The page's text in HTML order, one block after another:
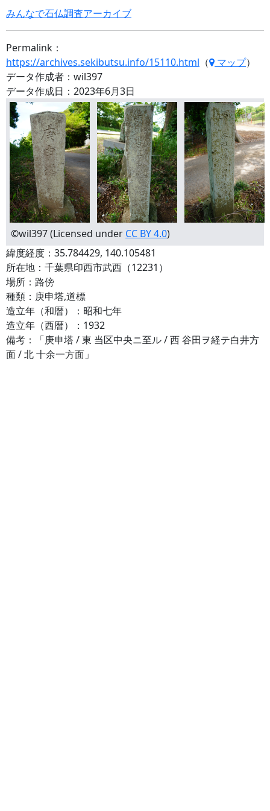
みんなで石仏調査アーカイブ
Permalink：
https://archives.sekibutsu.info/15110.html （ マップ）
データ作成者：wil397
データ作成日：2023年6月3日
©wil397 (Licensed under CC BY 4.0)
緯度経度：35.784429, 140.105481
所在地：千葉県印西市武西（12231）
場所：路傍
種類：庚申塔,道標
造立年（和暦）：昭和七年
造立年（西暦）：1932
備考：「庚申塔 / 東 当区中央ニ至ル / 西 谷田ヲ経テ白井方
面 / 北 十余一方面」